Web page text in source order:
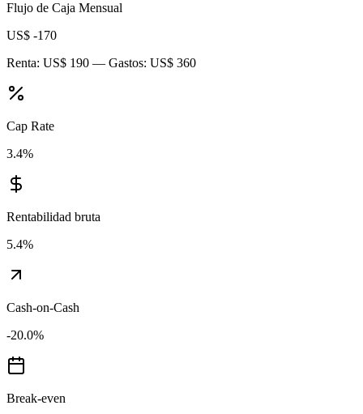
Flujo de Caja Mensual
US$ -170
Renta: US$ 190 — Gastos: US$ 360
Cap Rate
3.4%
Rentabilidad bruta
5.4%
Cash-on-Cash
-20.0%
Break-even